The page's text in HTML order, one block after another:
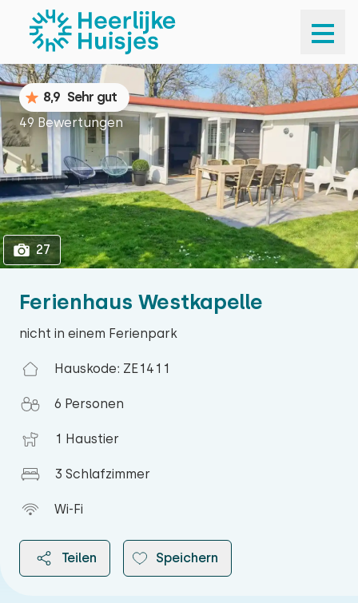
1
Ferienhaus Westkapelle
nicht in einem Ferienpark
Hauskode: ZE1411
6 Personen
1 Haustier
3 Schlafzimmer
Wi-Fi
Teilen Speichern
8,9 Sehr gut
49 Bewertungen
27